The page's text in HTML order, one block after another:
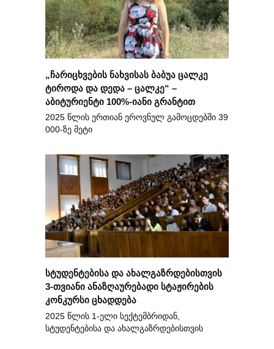
„ჩარიცხვების ნახვისას ბაბუა ცალკე
ტიროდა და დედა – ცალკე“ –
აბიტურიენტი 100%-იანი გრანტით
2025 წლის ერთიან ეროვნულ გამოცდებში 39
000-ზე მეტი
სტუდენტებისა და ახალგაზრდებისთვის
3-თვიანი ანაზღაურებადი სტაჟირების
კონკურსი ცხადდება
2025 წლის 1-ელი სექტემბრიდან,
სტუდენტებისა და ახალგაზრდებისთვის